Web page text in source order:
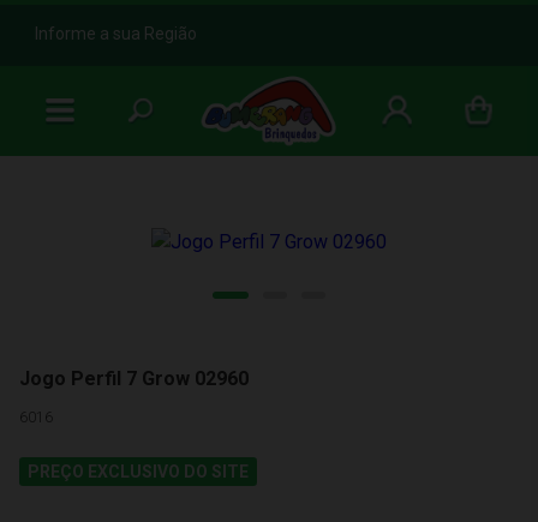
b
Informe a sua Região
Jogo Perfil 7 Grow 02960
6016
PREÇO EXCLUSIVO DO SITE